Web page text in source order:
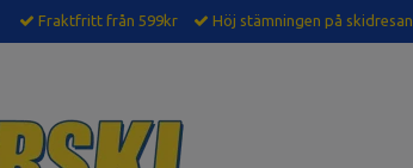
Fraktfritt från 599kr Höj stämningen på skidresan